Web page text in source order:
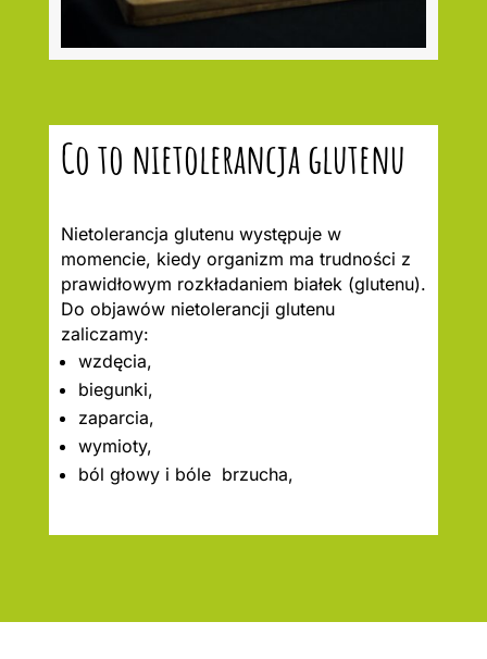
Co to nietolerancja glutenu
Nietolerancja glutenu występuje w
momencie, kiedy organizm ma trudności z
prawidłowym rozkładaniem białek (glutenu).
Do objawów nietolerancji glutenu
zaliczamy:
wzdęcia,
biegunki,
zaparcia,
wymioty,
ból głowy i bóle brzucha,